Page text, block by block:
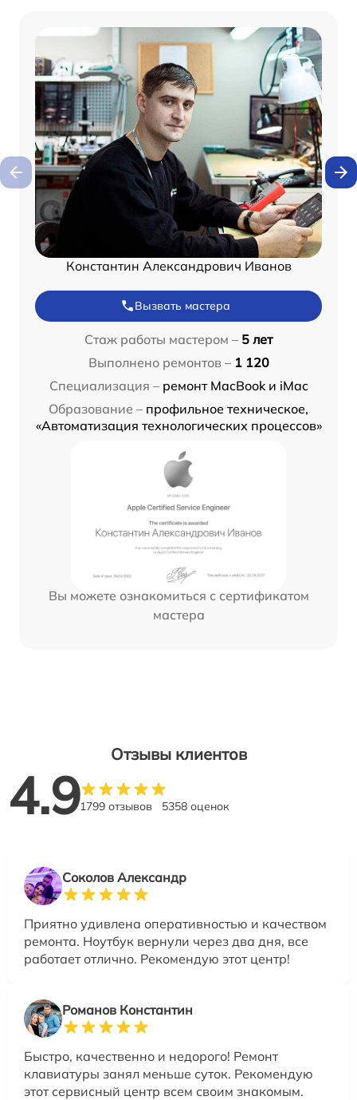
Константин Александрович Иванов
Вызвать мастера
Стаж работы мастером – 5 лет
Выполнено ремонтов – 1 120
Специализация – ремонт MacBook и iMac
Образование – профильное техническое,
«Автоматизация технологических процессов»
Вы можете ознакомиться с сертификатом
мастера
Отзывы клиентов
4.91799 отзывов 5358 оценок
Соколов Александр
Приятно удивлена оперативностью и качеством
ремонта. Ноутбук вернули через два дня, все
работает отлично. Рекомендую этот центр!
Романов Константин
Быстро, качественно и недорого! Ремонт
клавиатуры занял меньше суток. Рекомендую
этот сервисный центр всем своим знакомым.